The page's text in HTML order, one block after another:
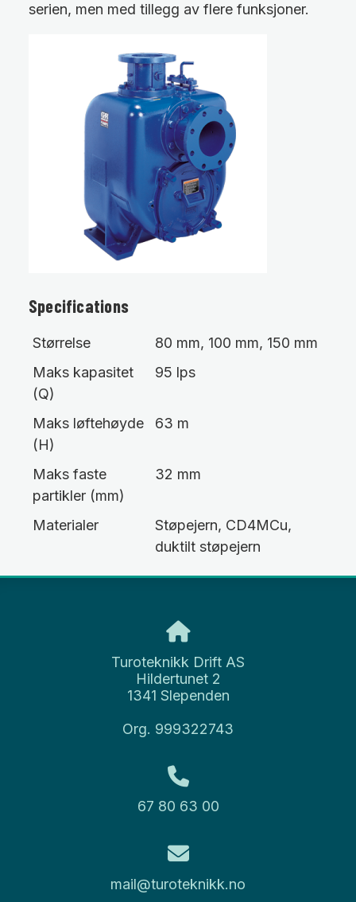
serien, men med tillegg av flere funksjoner.
Specifications
Størrelse
80 mm, 100 mm, 150 mm
Maks kapasitet
(Q)
95 lps
Maks løftehøyde
(H)
63 m
Maks faste
partikler (mm)
32 mm
Materialer
Støpejern, CD4MCu,
duktilt støpejern
Turoteknikk Drift AS
Hildertunet 2
1341 Slependen
Org. 999322743
67 80 63 00
mail@turoteknikk.no